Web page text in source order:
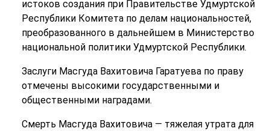
истоков создания при Правительстве Удмуртской
Республики Комитета по делам национальностей,
преобразованного в дальнейшем в Министерство
национальной политики Удмуртской Республики.
Заслуги Масгуда Вахитовича Гаратуева по праву
отмечены высокими государственными и
общественными наградами.
Смерть Масгуда Вахитовича — тяжелая утрата для